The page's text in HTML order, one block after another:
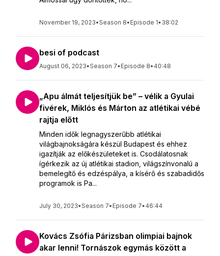
November 19, 2023•Season 8• Episode 1• 38:02
besi of podcast
August 06, 2023•Season 7• Episode 8• 40:48
„Apu álmát teljesítjük be” – vélik a Gyulai
fivérek, Miklós és Márton az atlétikai vébé
rajtja előtt
Minden idők legnagyszerűbb atlétikai
világbajnokságára készül Budapest és ehhez
igazítják az előkészületeket is. Csodálatosnak
ígérkezik az új atlétikai stadion, világszínvonalú a
bemelegítő és edzéspálya, a kísérő és szabadidős
programok is Pa...
July 30, 2023•Season 7• Episode 7• 46:44
Kovács Zsófia Párizsban olimpiai bajnok
akar lenni! Tornászok egymás között a